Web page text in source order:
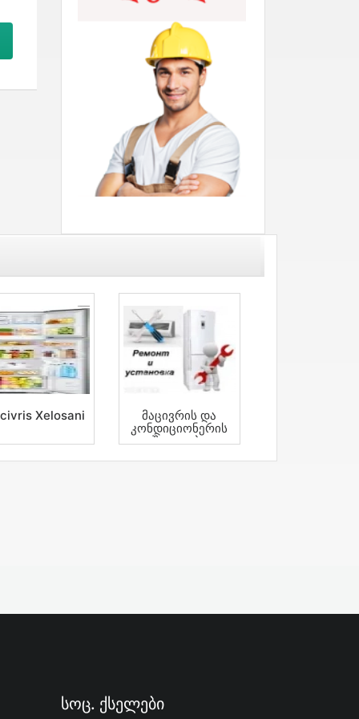
Xelosani
Მაცივრის Და
Კონდიციონერის
Შეკეთება
Სოც. Ქსელები